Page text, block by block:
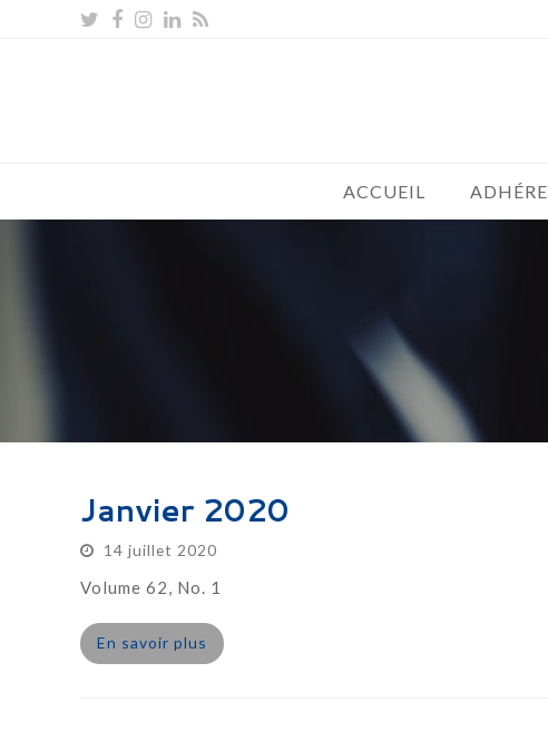
Twitter
Facebook
Instagram
LinkedIn
ACCUEIL
Janvier 2020
14 juillet 2020
Volume 62, No. 1
En savoir plus